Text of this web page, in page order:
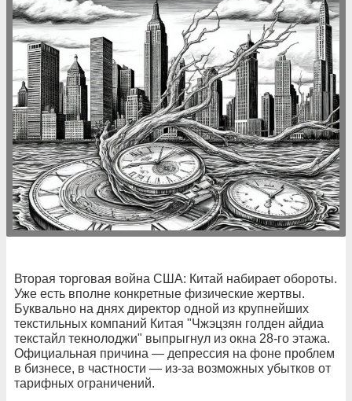
Вторая торговая война США: Китай набирает обороты.
Уже есть вполне конкретные физические жертвы.
Буквально на днях директор одной из крупнейших
текстильных компаний Китая "Чжэцзян голден айдиа
текстайл текнолоджи" выпрыгнул из окна 28-го этажа.
Официальная причина — депрессия на фоне проблем
в бизнесе, в частности — из-за возможных убытков от
тарифных ограничений.